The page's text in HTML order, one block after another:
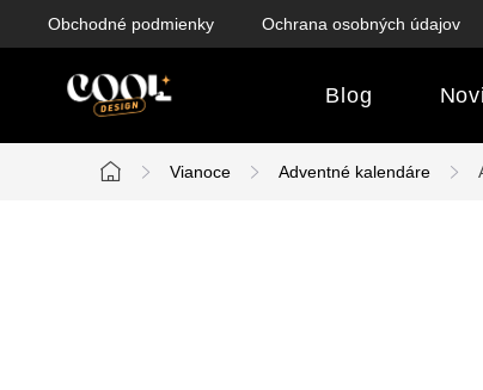
Obchodné podmienky Ochrana osobných údajov
Blog
Domov
Vianoce Adventné kalendáre